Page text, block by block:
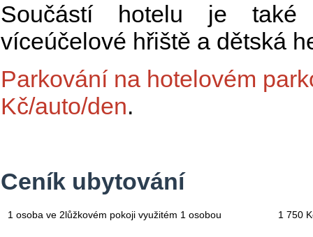
Součástí hotelu je také
víceúčelové hřiště a dětská
Parkování na hotelovém
Kč/auto/den.
Ceník ubytování
1 osoba ve 2lůžkovém pokoji využitém 1 osobou 1 750